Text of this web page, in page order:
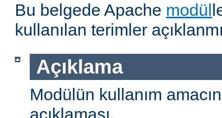
Bu belgede Apache modül
kullanılan terimler
Açıklama
Modülün kullanım
açıklaması.